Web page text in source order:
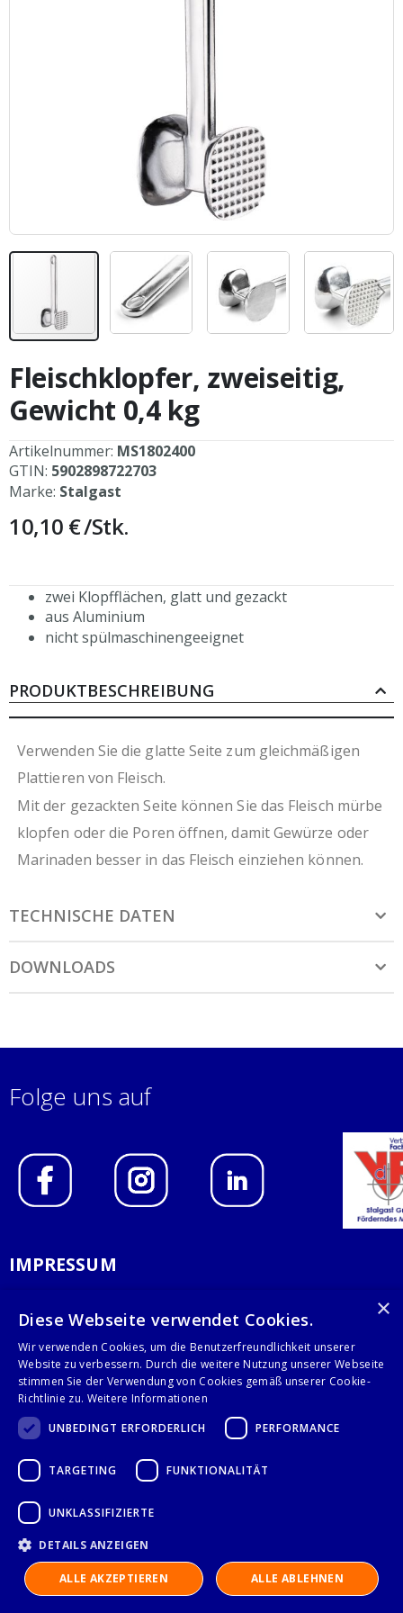
Anfang
der
Bildergalerie
springen
Fleischklopfer, zweiseitig,
Gewicht 0,4 kg
Artikelnummer: MS1802400
GTIN: 5902898722703
Marke: Stalgast
10,10 €/Stk.
zwei Klopfflächen, glatt und gezackt
aus Aluminium
nicht spülmaschinengeeignet
PRODUKTBESCHREIBUNG
Verwenden Sie die glatte Seite zum gleichmäßigen
Plattieren von Fleisch.
Mit der gezackten Seite können Sie das Fleisch mürbe
klopfen oder die Poren öffnen, damit Gewürze oder
Marinaden besser in das Fleisch einziehen können.
TECHNISCHE DATEN
DOWNLOADS
Folge uns auf
IMPRESSUM
AGB
KONTAKT
Stalgast GmbH
28359 Bremen
+49 421 408844-0
© 2021 Stalgast GmbH
×
Diese Webseite verwendet Cookies.
Wir verwenden Cookies, um die Benutzerfreundlichkeit unserer
Website zu verbessern. Durch die weitere Nutzung unserer Webseite
stimmen Sie der Verwendung von Cookies gemäß unserer Cookie-
Richtlinie zu. Weitere Informationen
UNBEDINGT ERFORDERLICH
PERFORMANCE
TARGETING FUNKTIONALITÄT
UNKLASSIFIZIERTE
DETAILS ANZEIGEN
ALLE AKZEPTIEREN ALLE ABLEHNEN